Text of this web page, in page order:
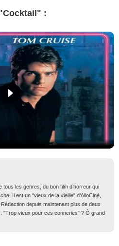
:
tous les genres, du bon film d’horreur qui
Il est un "vieux de la vieille" d’AlloCiné,
depuis maintenant plus de deux
"Trop vieux pour ces conneries" ? Ô grand